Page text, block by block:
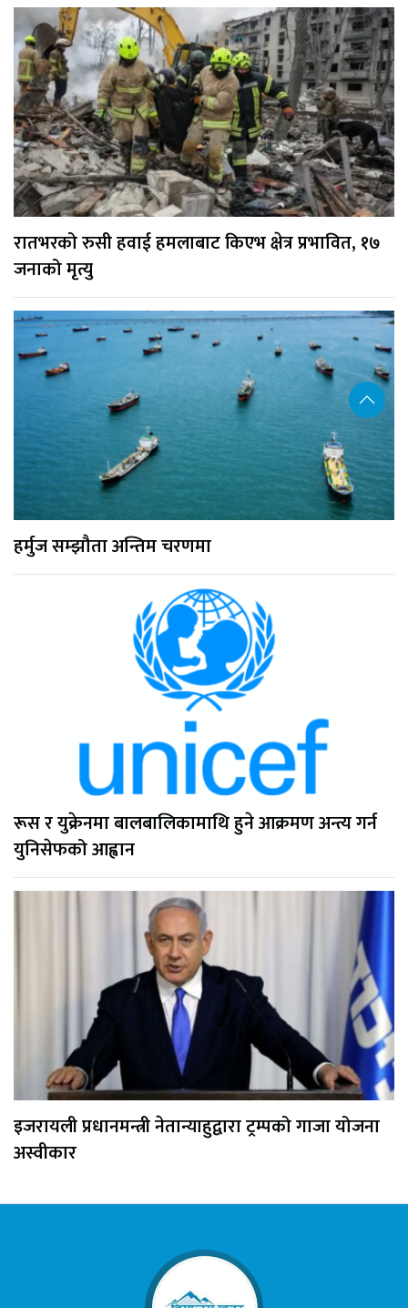
रातभरको रुसी हवाई हमलाबाट किएभ क्षेत्र प्रभावित, १७
जनाको मृत्यु
हर्मुज सम्झौता अन्तिम चरणमा
रूस र युक्रेनमा बालबालिकामाथि हुने आक्रमण अन्त्य गर्न
युनिसेफको आह्वान
इजरायली प्रधानमन्त्री नेतान्याहुद्वारा ट्रम्पको गाजा योजना
अस्वीकार